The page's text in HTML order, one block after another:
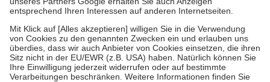
Zuzahlung zehn Prozent der Kosten sowie zehn Euro je
Um das Engagement der Versicherten für ihre eigene Gesundheit zu
stärken und die besondere Stellung der Familie zu unterstützen,
fallenkeine Zuzahlungen an bei:
• Kindern und Jugendlichen bis zum vollendeten 18. Lebensjahr